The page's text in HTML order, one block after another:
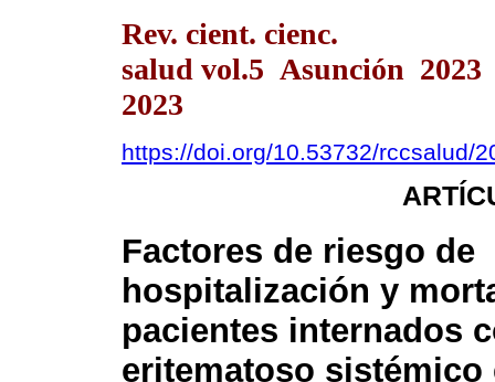
Rev. cient. cienc.
salud vol.5 Asunción 2023
2023
https://doi.org/10.53732/rccsalud/
Factores de riesgo de
hospitalización y
pacientes internados
eritematoso sistémico